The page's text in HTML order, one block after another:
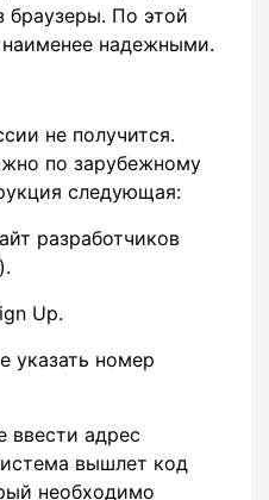
браузеры. По этой
надежными.
не получится.
по зарубежному
следующая:
разработчиков
Up.
указать номер
адрес
вышлет код
необходимо